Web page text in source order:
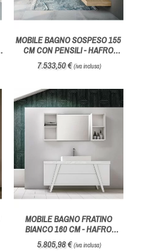
MOBILE BAGNO SOSPESO 155
CM CON PENSILI - HAFRO
GEROMIN
7.533,50 €(iva inclusa)
MOBILE BAGNO FRATINO
BIANCO 160 CM - HAFRO
GEROMIN
5.805,98 €(iva inclusa)